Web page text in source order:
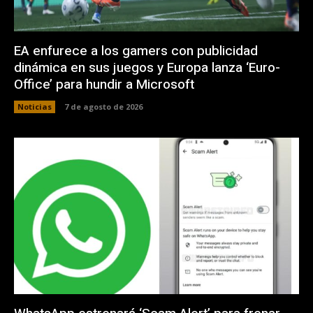
EA enfurece a los gamers con publicidad
dinámica en sus juegos y Europa lanza ‘Euro-
Office’ para hundir a Microsoft
Noticias 7 de agosto de 2026